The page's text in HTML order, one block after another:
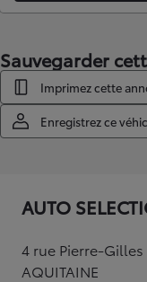
Sauvegarder
Imprimez cette
Enregistrez ce
AUTO
4 rue Pierre-Gilles
AQUITAINE